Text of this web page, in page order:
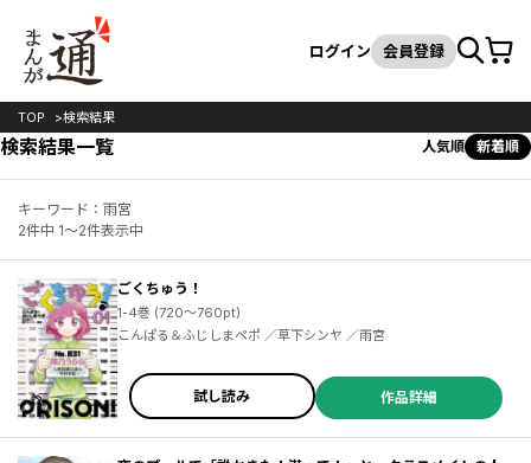
検索
ログイン 会員登録カート
TOP 検索結果
検索結果一覧 人気順 新着順
キーワード：雨宮
2件中 1～2件表示中
ごくちゅう！
1-4巻 (720～760pt)
こんぱる＆ふじしまペポ ／草下シンヤ ／雨宮
試し読み 作品詳細